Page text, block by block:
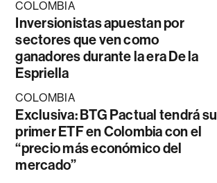
COLOMBIA
Inversionistas apuestan por
sectores que ven como
ganadores durante la era De la
Espriella
COLOMBIA
Exclusiva: BTG Pactual tendrá su
primer ETF en Colombia con el
“precio más económico del
mercado”